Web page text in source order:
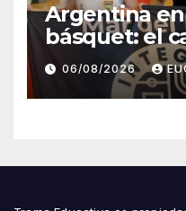
Argentina
básquet: el
esfuerzo
que valió un
06/08/2026